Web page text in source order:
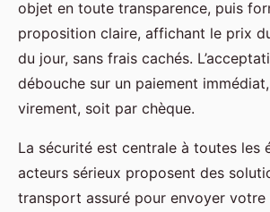
objet en toute transparence, puis
proposition claire, affichant le prix
du jour, sans frais cachés.
débouche sur un paiement
virement, soit par chèque.
La sécurité est centrale à toutes les
acteurs sérieux proposent des
transport assuré pour envoyer